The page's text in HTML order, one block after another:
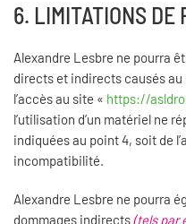
6. LIMITATIONS DE
Alexandre Lesbre ne pourra
directs et indirects causés au
l’accès au site « https://
l’utilisation d’un matériel ne
indiquées au point 4, soit de
incompatibilité.
Alexandre Lesbre ne pourra
dommages indirects(tels par